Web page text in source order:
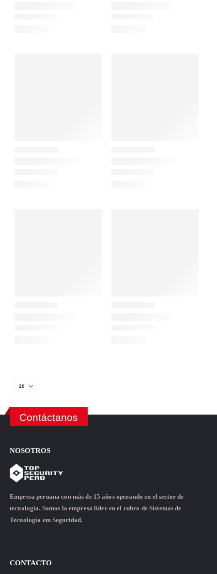
Contáctanos
NOSOTROS
Empresa peruana con más de 15 años operando en el sector de
tecnología. Somos la empresa líder en el rubro de Sistemas de
Tecnología em Seguridad.
CONTACTO